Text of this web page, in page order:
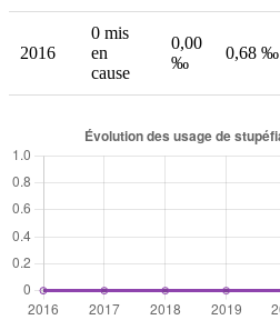
2016
0 mis
en
cause
0,00
‰
0,68 ‰